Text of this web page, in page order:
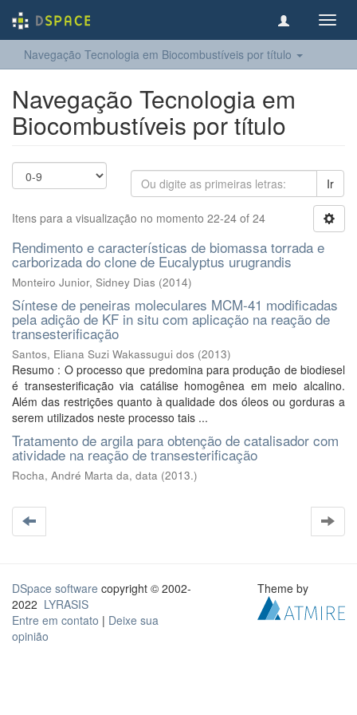
Navegação Tecnologia em Biocombustíveis por título
Navegação Tecnologia em
Biocombustíveis por título
Ir
Itens para a visualização no momento 22-24 of 24
Rendimento e características de biomassa torrada e
carborizada do clone de Eucalyptus urugrandis
Monteiro Junior, Sidney Dias (2014)
Síntese de peneiras moleculares MCM-41 modificadas
pela adição de KF in situ com aplicação na reação de
transesterificação
Santos, Eliana Suzi Wakassugui dos (2013)
Resumo : O processo que predomina para produção de biodiesel
é transesterificação via catálise homogênea em meio alcalino.
Além das restrições quanto à qualidade dos óleos ou gorduras a
serem utilizados neste processo tais ...
Tratamento de argila para obtenção de catalisador com
atividade na reação de transesterificação
Rocha, André Marta da, data (2013.)
DSpace software copyright © 2002-
2022 LYRASIS
Entre em contato | Deixe sua
opinião
Theme by